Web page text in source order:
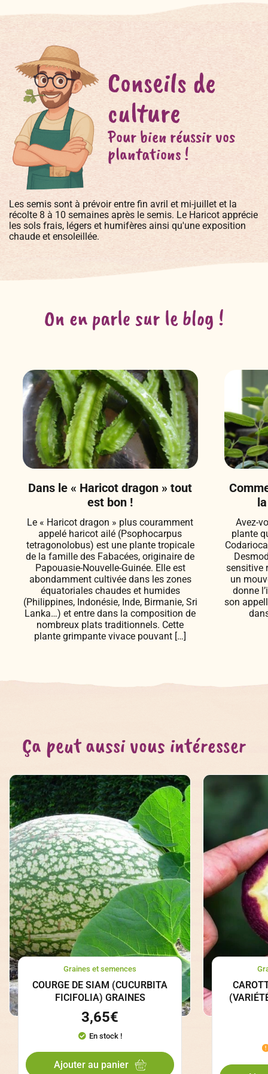
Conseils de
culture
Pour bien réussir vos
plantations !
Les semis sont à prévoir entre fin avril et mi-juillet et la
récolte 8 à 10 semaines après le semis. Le Haricot apprécie
les sols frais, légers et humifères ainsi qu'une exposition
chaude et ensoleillée.
On en parle sur le blog !
Dans le « Haricot dragon » tout
est bon !
Le « Haricot dragon » plus couramment
appelé haricot ailé (Psophocarpus
tetragonolobus) est une plante tropicale
de la famille des Fabacées, originaire de
Papouasie-Nouvelle-Guinée. Elle est
abondamment cultivée dans les zones
équatoriales chaudes et humides
(Philippines, Indonésie, Inde, Birmanie, Sri
Lanka…) et entre dans la composition de
nombreux plats traditionnels. Cette
plante grimpante vivace pouvant […]
Avez-
plante
sensitive
un
donne
son
Ça peut aussi vous intéresser
Graines et semences
COURGE DE SIAM (CUCURBITA
FICIFOLIA) GRAINES
3,65€
En stock !
Ajouter au panier